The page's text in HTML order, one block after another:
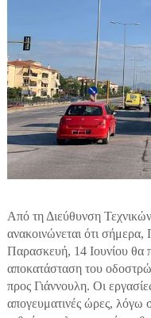
Από τη Διεύθυνση
ανακοινώνεται ότι σήμερα,
Παρασκευή, 14 Ιουνίου θα
αποκατάσταση του
προς Γιάννουλη. Οι
απογευματινές ώρες,